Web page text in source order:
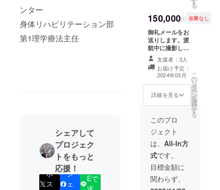
ンター
身体リハビリテーション部
第1理学療法主任
シェアして
プロジェク
トをもっと
応援！
ポ
ス
シ
ェ
Eで
月の期間で個別
にご調整いたし
ます） ※備考欄
に「スペシャル
サンクス」欄に
掲載するお名前
をご記入くださ
い。
学会で実際に発
表したスライド
（PDF）と
HeatyPresenter
を使用したプレ
ゼンビデオ（7分
程度）をご共有
します。髙野元
から個別の御礼
ジをお送りしま
す。 ※備考欄に
ンクス」欄に掲
載するお名前を
ご記入くださ
い。
る
150,000円 在庫なし
御礼メールをお
送りします。渡
航中に撮影した
記録写真5枚を
データでお送り
します。渡航報
告書（PDF）を
お送りします。
報告書の「スペ
を掲載します。
学会で実際に発
表したスライド
（PDF）と
HeatyPresenter
を使用したプレ
ゼンビデオ（7分
程度）をご共有
します。髙野元
支援者：3人
お届け予定：
2024年03月
詳細を見る
こ
の
リ
タ
ー
ン
を
選
択
す
る
このプロ
ジェクト
は、 All-In方
式です。
目標金額に
関わらず、